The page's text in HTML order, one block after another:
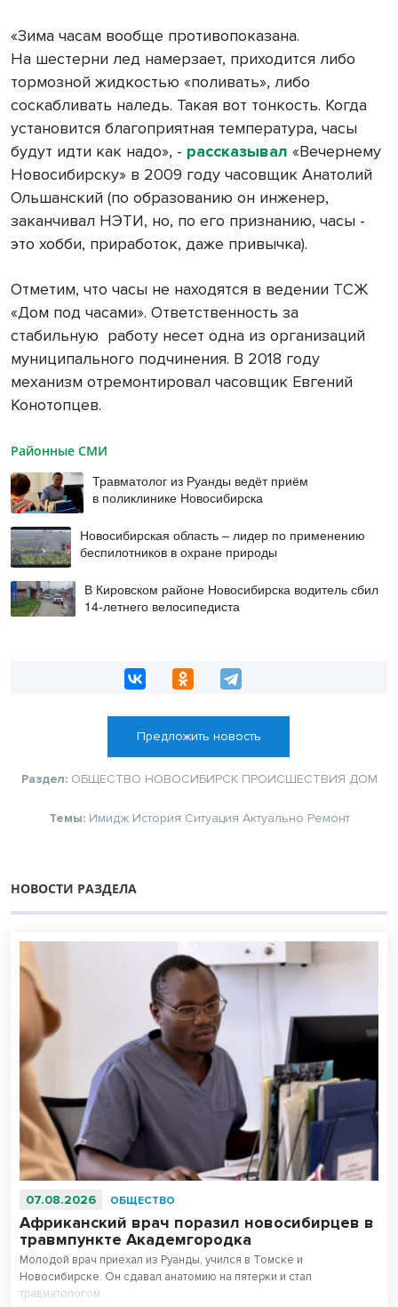
«Зима часам вообще противопоказана.
На шестерни лед намерзает, приходится либо
тормозной жидкостью «поливать», либо
соскабливать наледь. Такая вот тонкость. Когда
установится благоприятная температура, часы
будут идти как надо», - рассказывал «Вечернему
Новосибирску» в 2009 году часовщик Анатолий
Ольшанский (по образованию он инженер,
заканчивал НЭТИ, но, по его признанию, часы -
это хобби, приработок, даже привычка).
Отметим, что часы не находятся в ведении ТСЖ
«Дом под часами». Ответственность за
стабильную работу несет одна из организаций
муниципального подчинения. В 2018 году
механизм отремонтировал часовщик Евгений
Конотопцев.
Районные СМИ
Травматолог из Руанды ведёт приём
в поликлинике Новосибирска
Новосибирская область – лидер по применению
беспилотников в охране природы
В Кировском районе Новосибирска водитель сбил
14-летнего велосипедиста
Предложить новость
Раздел: ОБЩЕСТВО НОВОСИБИРСК ПРОИСШЕСТВИЯ ДОМ
Темы: Имидж История Ситуация Актуально Ремонт
НОВОСТИ РАЗДЕЛА
07.08.2026 ОБЩЕСТВО
Африканский врач поразил новосибирцев в
травмпункте Академгородка
Молодой врач приехал из Руанды, учился в Томске и
Новосибирске. Он сдавал анатомию на пятерки и стал
травматологом.